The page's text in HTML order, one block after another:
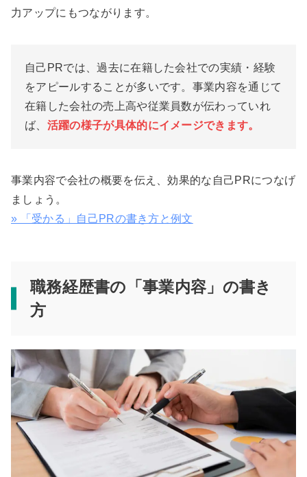
力アップにもつながります。
自己PRでは、過去に在籍した会社での実績・経験
をアピールすることが多いです。事業内容を通じて
在籍した会社の売上高や従業員数が伝わっていれ
ば、 活躍の様子が具体的にイメージできます。
事業内容で会社の概要を伝え、効果的な自己PRにつなげ
ましょう。
» 「受かる」自己PRの書き方と例文
職務経歴書の「事業内容」の書き
方